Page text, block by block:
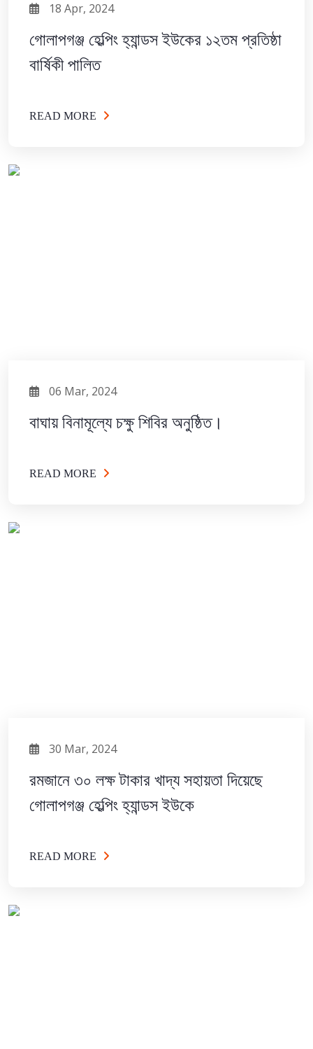
18 Apr, 2024
গোলাপগঞ্জ হেল্পিং হ্যান্ডস ইউকের ১২তম প্রতিষ্ঠা
বার্ষিকী পালিত
READ MORE
06 Mar, 2024
বাঘায় বিনামূল্যে চক্ষু শিবির অনুষ্ঠিত।
READ MORE
30 Mar, 2024
রমজানে ৩০ লক্ষ টাকার খাদ্য সহায়তা দিয়েছে
গোলাপগঞ্জ হেল্পিং হ্যান্ডস ইউকে
READ MORE